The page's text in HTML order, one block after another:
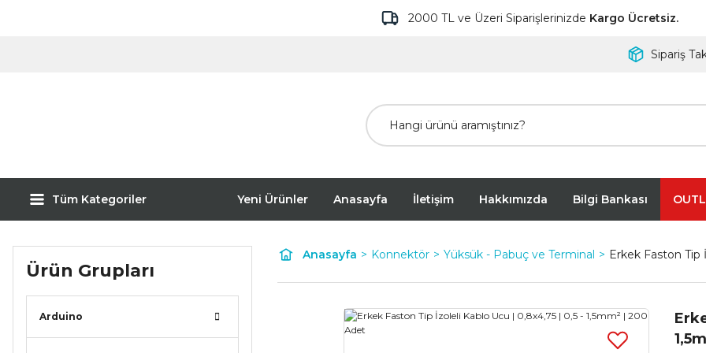
2000 TL ve Üzeri Siparişlerinizde Kargo Ücretsiz.
Sipariş
Tüm Kategoriler Yeni Ürünler Anasayfa İletişim Hakkımızda Bilgi Bankası
Ürün Grupları
Arduino
Anasayfa Konnektör Yüksük - Pabuç ve Terminal Erkek Faston Tip